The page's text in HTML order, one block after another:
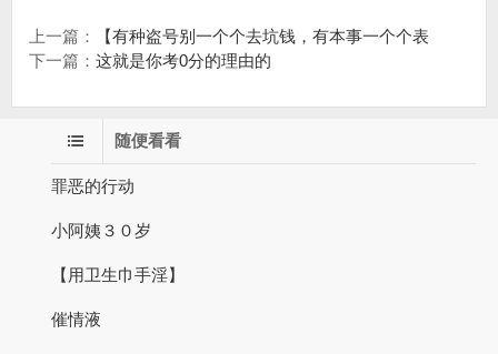
上一篇：
【有种盗号别一个个去坑钱，有本事一个个表
下一篇： 这就是你考0分的理由的
随便看看
罪恶的行动
小阿姨３０岁
【用卫生巾手淫】
催情液